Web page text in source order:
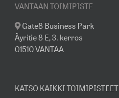
VANTAAN TOIMIPISTE
Gate8 Business Park
Äyritie 8 E, 3. kerros
01510 VANTAA
KATSO KAIKKI TOIMIPISTEET